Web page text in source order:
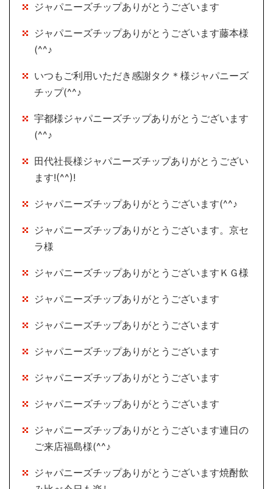
ジャパニーズチップありがとうございます
ジャパニーズチップありがとうございます藤本様
(^^♪
いつもご利用いただき感謝タク＊様ジャパニーズ
チップ(^^♪
宇都様ジャパニーズチップありがとうございます
(^^♪
田代社長様ジャパニーズチップありがとうござい
ます!(^^)!
ジャパニーズチップありがとうございます(^^♪
ジャパニーズチップありがとうございます。京セ
ラ様
ジャパニーズチップありがとうございますＫＧ様
ジャパニーズチップありがとうございます
ジャパニーズチップありがとうございます
ジャパニーズチップありがとうございます
ジャパニーズチップありがとうございます
ジャパニーズチップありがとうございます
ジャパニーズチップありがとうございます連日の
ご来店福島様(^^♪
ジャパニーズチップありがとうございます焼酎飲